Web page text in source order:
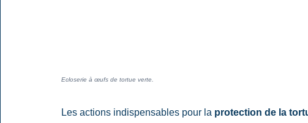
Ecloserie à œufs de tortue verte.
Les actions indispensables pour la protection de la